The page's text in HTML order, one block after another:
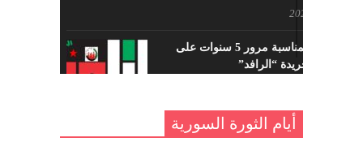
احتفالية بمناسبة مرور 5 سنوات على
تأسيس جريدة “الرافد”
القدس والربيع العربي في ندوة لحزب
أيام الثورة السورية